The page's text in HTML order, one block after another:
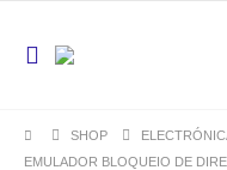
SHOP
EMULADOR BLOQUEIO DE